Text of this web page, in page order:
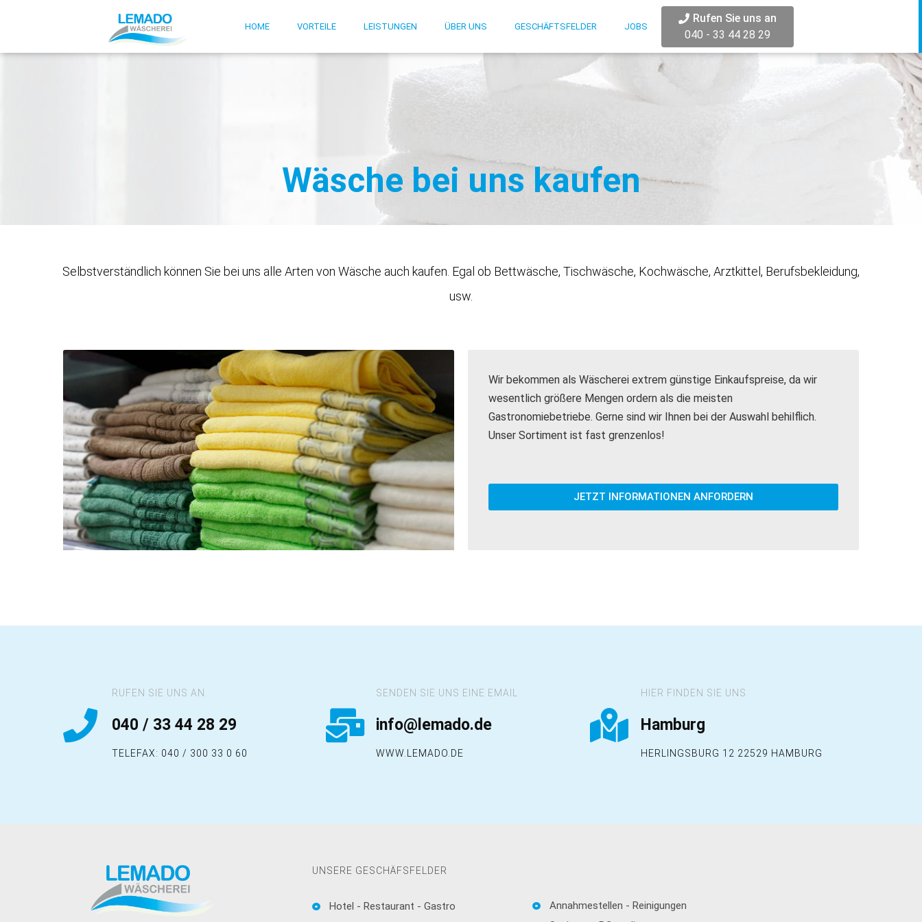
HOME VORTEILE LEISTUNGEN ÜBER UNS GESCHÄFTSFELDER JOBS
Rufen Sie uns an
040 - 33 44 28 29
Wäsche bei uns kaufen
Selbstverständlich können Sie bei uns alle Arten von Wäsche auch kaufen. Egal ob Bettwäsche, Tischwäsche, Kochwäsche, Arztkittel, Berufsbekleidung,
usw.
Wir bekommen als Wäscherei extrem günstige Einkaufspreise, da wir
wesentlich größere Mengen ordern als die meisten
Gastronomiebetriebe. Gerne sind wir Ihnen bei der Auswahl behilflich.
Unser Sortiment ist fast grenzenlos!
JETZT INFORMATIONEN ANFORDERN
RUFEN SIE UNS AN
040 / 33 44 28 29
TELEFAX: 040 / 300 33 0 60
SENDEN SIE UNS EINE EMAIL
info@lemado.de
WWW.LEMADO.DE
HIER FINDEN SIE UNS
Hamburg
HERLINGSBURG 12 22529 HAMBURG
UNSERE GESCHÄFSFELDER
Hotel - Restaurant - Gastro
Annahmestellen - Reinigungen